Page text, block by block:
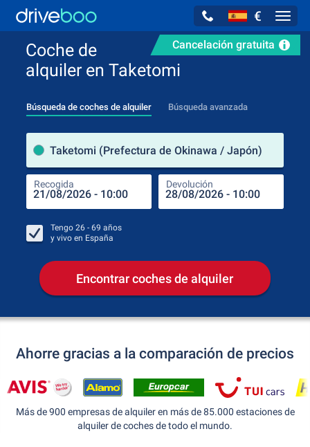
€
Cancelación gratuita
Coche de
alquiler en Taketomi
Búsqueda de coches de alquiler Búsqueda avanzada
Taketomi (Prefectura de Okinawa / Japón)
Recogida Devolución
Tengo 26 - 69 años
y vivo en España
Encontrar coches de alquiler
Ahorre gracias a la comparación de precios
Más de 900 empresas de alquiler en más de 85.000 estaciones de
alquiler de coches de todo el mundo.